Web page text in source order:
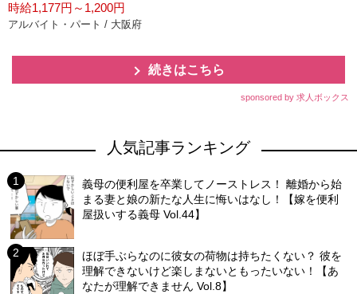
時給1,177円～1,200円
アルバイト・パート / 大阪府
続きはこちら
sponsored by 求人ボックス
人気記事ランキング
義母の便利屋を卒業してノーストレス！ 離婚から始
まる妻と娘の新たな人生に悔いはなし！【嫁を便利
屋扱いする義母 Vol.44】
ほぼ手ぶらなのに彼女の荷物は持ちたくない？ 彼を
理解できないけど楽しまないともったいない！【あ
なたが理解できません Vol.8】